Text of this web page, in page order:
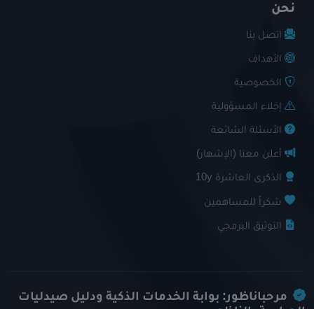
نحن
اتصل بنا
الأهداف
الخصوصية
إخلاء المسؤولية
الأسئلة الشائعة
أعلن معنا (الإشهار)
الذكرى العاشرة 10y
شكراً للمساهمين
التوثيق البرمجي
مرحباناظور: بوابة الخدمات الذكية ودليل صيدليات